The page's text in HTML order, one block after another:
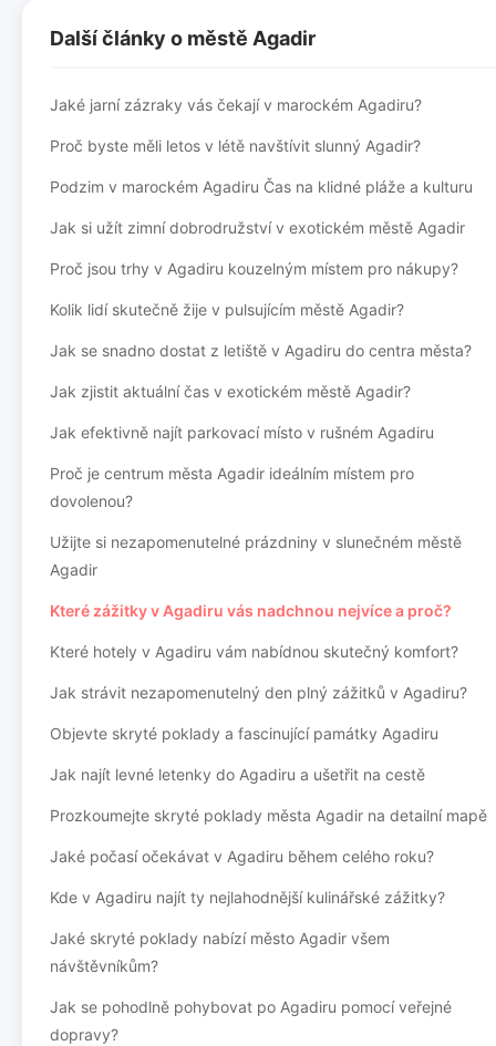
Další články o městě Agadir
Jaké jarní zázraky vás čekají v marockém Agadiru?
Proč byste měli letos v létě navštívit slunný Agadir?
Podzim v marockém Agadiru Čas na klidné pláže a kulturu
Jak si užít zimní dobrodružství v exotickém městě Agadir
Proč jsou trhy v Agadiru kouzelným místem pro nákupy?
Kolik lidí skutečně žije v pulsujícím městě Agadir?
Jak se snadno dostat z letiště v Agadiru do centra města?
Jak zjistit aktuální čas v exotickém městě Agadir?
Jak efektivně najít parkovací místo v rušném Agadiru
Proč je centrum města Agadir ideálním místem pro
dovolenou?
Užijte si nezapomenutelné prázdniny v slunečném městě
Agadir
Které zážitky v Agadiru vás nadchnou nejvíce a proč?
Které hotely v Agadiru vám nabídnou skutečný komfort?
Jak strávit nezapomenutelný den plný zážitků v Agadiru?
Objevte skryté poklady a fascinující památky Agadiru
Jak najít levné letenky do Agadiru a ušetřit na cestě
Prozkoumejte skryté poklady města Agadir na detailní mapě
Jaké počasí očekávat v Agadiru během celého roku?
Kde v Agadiru najít ty nejlahodnější kulinářské zážitky?
Jaké skryté poklady nabízí město Agadir všem
návštěvníkům?
Jak se pohodlně pohybovat po Agadiru pomocí veřejné
dopravy?